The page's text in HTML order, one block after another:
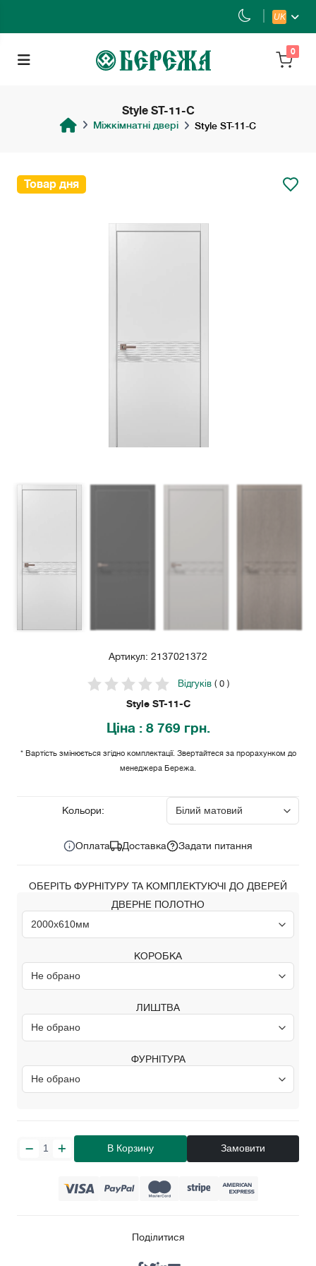
UK
0
Style ST-11-С
Міжкімнатні двері Style ST-11-С
Товар дня
Артикул: 2137021372
Відгуків( 0 )
Style ST-11-С
Ціна : 8 769 грн.
* Вартість змінюється згідно комплектації. Звертайтеся за прорахунком до
менеджера Бережа.
Кольори:
Оплата Доставка Задати питання
ОБЕРІТЬ ФУРНІТУРУ ТА КОМПЛЕКТУЮЧІ ДО ДВЕРЕЙ
ДВЕРНЕ ПОЛОТНО
КОРОБКА
ЛИШТВА
ФУРНІТУРА
В Корзину Замовити
Поділитися